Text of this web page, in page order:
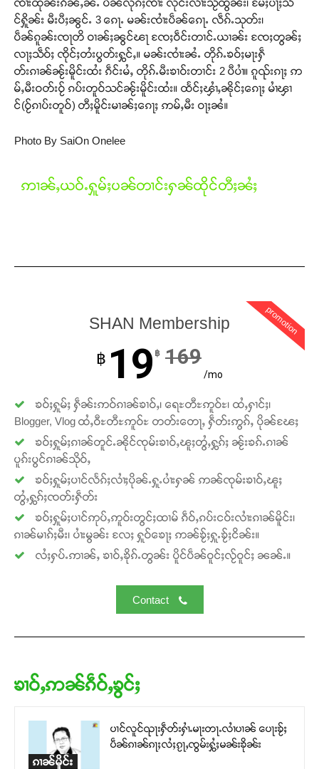
တႃႇႁႂ်ႈသဵင်ၵၢင်ၸႂ်ၵူၼ်းမိူင်း ၵူႈတီႈၵူႈလႅၼ်ပေႃးတေၸွ
တ်ႇ တူဝ်ႈလုမ်ႈၾႃႉၼၼ်ႉ ၶဝ်ႈႁူမ်ႈၵမ်ႉထႅမ် ၸုမ်းၶၢ
ၸၢႆးထုၼ်းၵႅၼ်ႇၼႆႉ ပဵၼ်လုၵ်ႈၸၢႆး လုင်းလၢႆးသႂ်ထွၼ်း၊ မႄႈပႃႈသႅ
င်ႁိူၼ်း မီးပီႈၼွင်ႉ 3 ၵေႃႉ မၼ်းၸၢႆးပဵၼ်ၵေႃႉ လဵၵ်ႉသုတ်း၊
ပဵၼ်ၵူၼ်းၸႃတိ ဝၢၼ်ႈၼွင်ၽႃ ၸႄႈဝဵင်းတၢင်ႉယၢၼ်း ၸႄႈတွၼ်ႈ
လႃႈသဵဝ်ႈ ၸိုင်ႈတႆးပွတ်းႁွင်ႇ။ မၼ်းၸၢႆးၼႆႉ တိုၵ်ႉၶဝ်ႈမႃးႁဵ
တ်းၵၢၼ်ၼႂ်းမိူင်းထႆး ၵဵင်းမႆႇ တိုၵ်ႉမီးၶၢဝ်းတၢင်း 2 ပီပၢႆ။ ၵူၺ်းၵႃႈ ဢ
မ်ႇမီးဝတ်းဝႂ် ၵပ်းတူဝ်သင်ၼႂ်းမိူင်းထႆး။ ထႅင်ႈၾၢႆႇၼိုင်ႈၵေႃႈ မၢႆၾၢ
င်(ဝႂ်ၵၢပ်းတူဝ်) တီႈမိူင်းမၢၼ်ႈၵေႃႈ ဢမ်ႇမီး ဝႃႈၼႆ။
Photo By SaiOn Onelee
ဢၢၼ်ႇယဝ်ႉႁူမ်ႈပၼ်တၢင်းႁၼ်ထိုင်တီႈၼႆႈ
promotion
SHAN Membership
฿ 19 ฿ 169
/mo
ၶဝ်ႈႁူမ်ႈ ႁဵၼ်းဢဝ်ၵၢၼ်ၶၢဝ်ႇ၊ ရေႊတီႊဢူဝ်ႊ၊ ထႆႇႁၢင်ႈ၊
Blogger, Vlog ထႆႇဝီႊတီႊဢူဝ်ႊ တတ်းတေႃႇ ႁဵတ်းဢွၵ်ႇ ပိုၼ်ၽႄႈ
ၶဝ်ႈႁူမ်ႈၵၢၼ်တူင်ႉၼိုင်ၸုမ်းၶၢဝ်ႇၽူႈတွႆႇႁွၵ်ႈ ၼႂ်းၶၵ်ႉၵၢၼ်
ပူၵ်းပွင်ၵၢၼ်သိုဝ်ႇ
ၶဝ်ႈႁူမ်ႈပၢင်လႅၵ်ႈလၢႆႈပိုၼ်ႉႁူႉပၢႆးႁၼ် ဢၼ်ၸုမ်းၶၢဝ်ႇၽူႈ
တွႆႇႁွၵ်ႈၸတ်းႁဵတ်း
ၶဝ်ႈႁူမ်ႈပၢင်ဢုပ်ႇဢူဝ်းတွင်ႈထၢမ် ၵဵဝ်ႇၵပ်းငဝ်းလၢႆးၵၢၼ်မိူင်း၊
ၵၢၼ်မၢၵ်ႈမီး၊ ပၢႆးမွၼ်း လႄႈ ႁူဝ်ၶေႃႈ ဢၼ်ၶႂ်ႈႁူႉၶႂ်ႈငိၼ်း။
လႆႈႁပ်ႉဢၢၼ်ႇ ၶၢဝ်ႇၶိုၵ်ႉတွၼ်း ပိူင်ပဵၼ်ဝူင်ႈလႂ်ဝူင်ႈ ၼၼ်ႉ။
Contact
ၶၢဝ်ႇဢၼ်ၵဵဝ်ႇၶွင်ႈ
ၵၢၼ်မိူင်း
ပၢင်လူင်ၺႃးႁဵတ်းႁၢႆႉမႃးတႃႉလၢႆပၢၼ် ​​ပေႃးၶႂ်ႈ
ပဵၼ်ၵၢၼ်ၵႃႈလႆႈၵႂႃႇၸွမ်းႁွႆႈမၼ်းၶိုၼ်း